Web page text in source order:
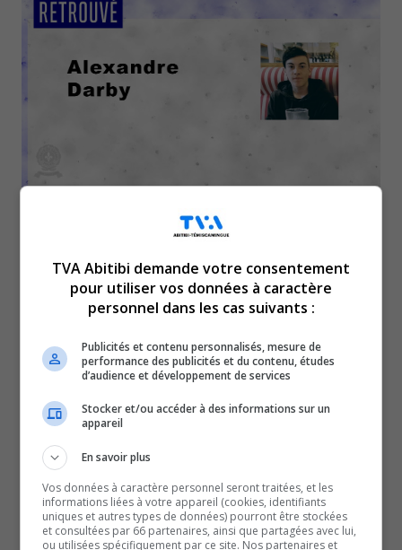
La Sûreté du Québec
confirme qu’Alexandre
Darby a été retrouvé sain et
sauf.
On rappelle que le jeune homme de 16 ans, de Saint-
Félix-de-Dalquier, avait été vu pour la dernière fois,
municipalité.
TVA Abitibi demande votre consentement
pour utiliser vos données à caractère
personnel dans les cas suivants :
Publicités et contenu personnalisés, mesure de
performance des publicités et du contenu, études
d’audience et développement de services
Stocker et/ou accéder à des informations sur un
appareil
En savoir plus
Vos données à caractère personnel seront traitées, et les
informations liées à votre appareil (cookies, identifiants
uniques et autres types de données) pourront être stockées
et consultées par 66 partenaires, ainsi que partagées avec lui,
ou utilisées spécifiquement par ce site. Nos partenaires et